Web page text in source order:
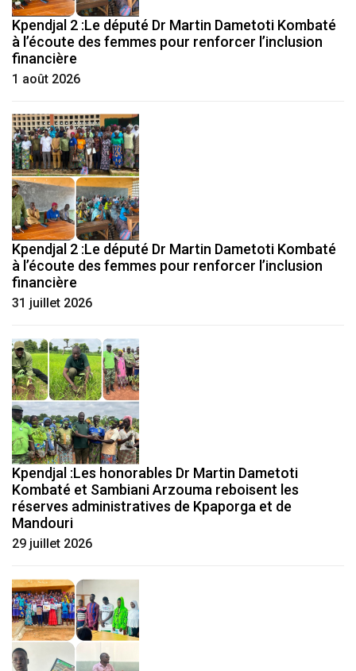
Kpendjal 2 :Le député Dr Martin Dametoti Kombaté
à l’écoute des femmes pour renforcer l’inclusion
financière
1 août 2026
Kpendjal 2 :Le député Dr Martin Dametoti Kombaté
à l’écoute des femmes pour renforcer l’inclusion
financière
31 juillet 2026
Kpendjal :Les honorables Dr Martin Dametoti
Kombaté et Sambiani Arzouma reboisent les
réserves administratives de Kpaporga et de
Mandouri
29 juillet 2026